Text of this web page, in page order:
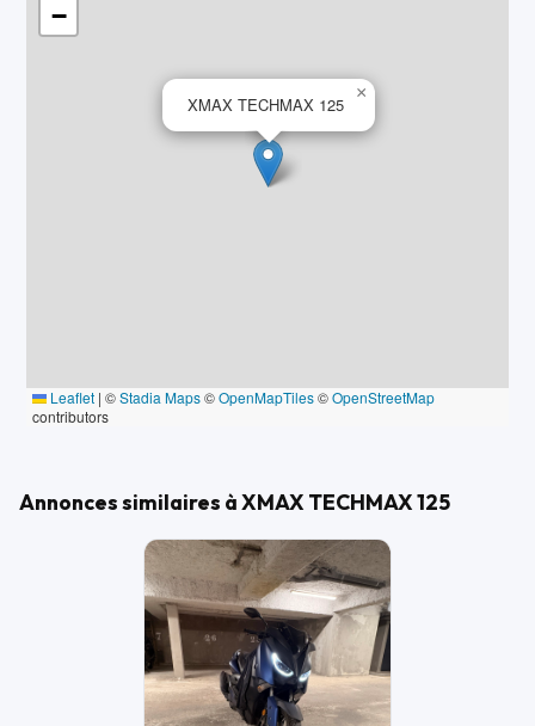
XMAX TECHMAX 125
×
−
Leaflet | ©Stadia Maps©OpenMapTiles©OpenStreetMap
contributors
Annonces similaires à XMAX TECHMAX 125